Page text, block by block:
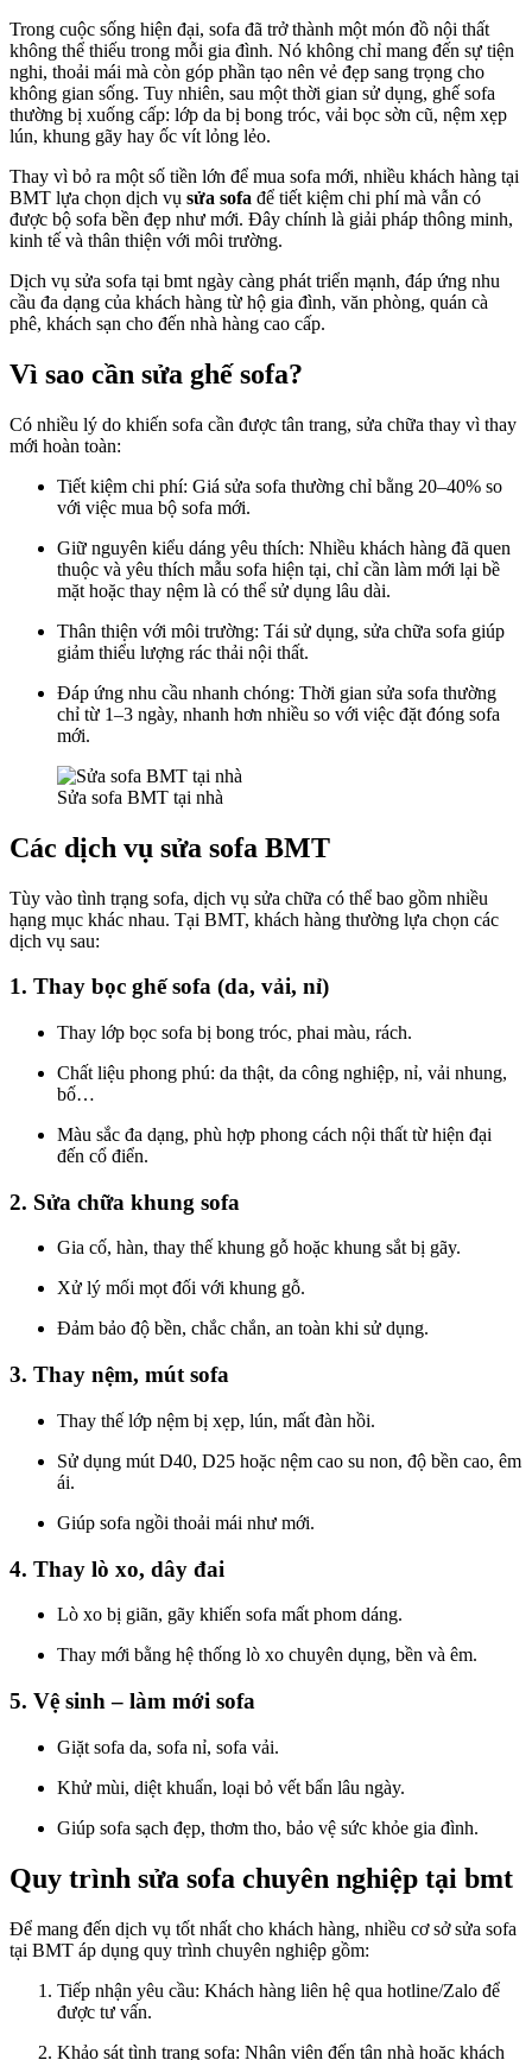
Trong cuộc sống hiện đại, sofa đã trở thành một món đồ nội thất
không thể thiếu trong mỗi gia đình. Nó không chỉ mang đến sự tiện
nghi, thoải mái mà còn góp phần tạo nên vẻ đẹp sang trọng cho
không gian sống. Tuy nhiên, sau một thời gian sử dụng, ghế sofa
thường bị xuống cấp: lớp da bị bong tróc, vải bọc sờn cũ, nệm xẹp
lún, khung gãy hay ốc vít lỏng lẻo.
Thay vì bỏ ra một số tiền lớn để mua sofa mới, nhiều khách hàng tại
BMT lựa chọn dịch vụ sửa sofa để tiết kiệm chi phí mà vẫn có
được bộ sofa bền đẹp như mới. Đây chính là giải pháp thông minh,
kinh tế và thân thiện với môi trường.
Dịch vụ sửa sofa tại bmt ngày càng phát triển mạnh, đáp ứng nhu
cầu đa dạng của khách hàng từ hộ gia đình, văn phòng, quán cà
phê, khách sạn cho đến nhà hàng cao cấp.
Vì sao cần sửa ghế sofa?
Có nhiều lý do khiến sofa cần được tân trang, sửa chữa thay vì thay
mới hoàn toàn:
Tiết kiệm chi phí: Giá sửa sofa thường chỉ bằng 20–40% so
với việc mua bộ sofa mới.
Giữ nguyên kiểu dáng yêu thích: Nhiều khách hàng đã quen
thuộc và yêu thích mẫu sofa hiện tại, chỉ cần làm mới lại bề
mặt hoặc thay nệm là có thể sử dụng lâu dài.
Thân thiện với môi trường: Tái sử dụng, sửa chữa sofa giúp
giảm thiểu lượng rác thải nội thất.
Đáp ứng nhu cầu nhanh chóng: Thời gian sửa sofa thường
chỉ từ 1–3 ngày, nhanh hơn nhiều so với việc đặt đóng sofa
mới.
Sửa sofa BMT tại nhà
Các dịch vụ sửa sofa BMT
Tùy vào tình trạng sofa, dịch vụ sửa chữa có thể bao gồm nhiều
hạng mục khác nhau. Tại BMT, khách hàng thường lựa chọn các
dịch vụ sau:
1. Thay bọc ghế sofa (da, vải, nỉ)
Thay lớp bọc sofa bị bong tróc, phai màu, rách.
Chất liệu phong phú: da thật, da công nghiệp, nỉ, vải nhung,
bố…
Màu sắc đa dạng, phù hợp phong cách nội thất từ hiện đại
đến cổ điển.
2. Sửa chữa khung sofa
Gia cố, hàn, thay thế khung gỗ hoặc khung sắt bị gãy.
Xử lý mối mọt đối với khung gỗ.
Đảm bảo độ bền, chắc chắn, an toàn khi sử dụng.
3. Thay nệm, mút sofa
Thay thế lớp nệm bị xẹp, lún, mất đàn hồi.
Sử dụng mút D40, D25 hoặc nệm cao su non, độ bền cao, êm
ái.
Giúp sofa ngồi thoải mái như mới.
4. Thay lò xo, dây đai
Lò xo bị giãn, gãy khiến sofa mất phom dáng.
Thay mới bằng hệ thống lò xo chuyên dụng, bền và êm.
5. Vệ sinh – làm mới sofa
Giặt sofa da, sofa nỉ, sofa vải.
Khử mùi, diệt khuẩn, loại bỏ vết bẩn lâu ngày.
Giúp sofa sạch đẹp, thơm tho, bảo vệ sức khỏe gia đình.
Quy trình sửa sofa chuyên nghiệp tại bmt
Để mang đến dịch vụ tốt nhất cho khách hàng, nhiều cơ sở sửa sofa
tại BMT áp dụng quy trình chuyên nghiệp gồm:
Tiếp nhận yêu cầu: Khách hàng liên hệ qua hotline/Zalo để
được tư vấn.
Khảo sát tình trạng sofa: Nhân viên đến tận nhà hoặc khách